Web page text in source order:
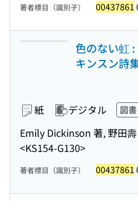
著者標目（識別子） 00437861
色のない虹
キンスン詩
紙 デジタル 図書
Emily Dickinson 著, 野田
<KS154-G130>
著者標目（識別子） 00437861